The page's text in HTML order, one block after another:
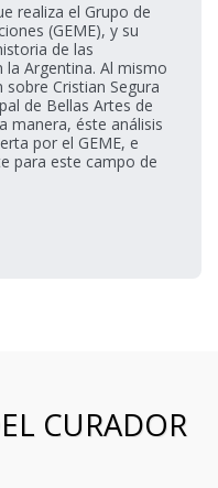
realiza el Grupo de
(GEME), y su
de las
la Argentina. Al mismo
Cristian Segura
de Bellas Artes de
manera, éste análisis
por el GEME, e
para este campo de
CURADOR